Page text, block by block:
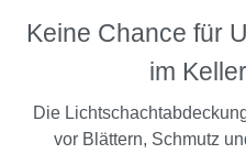
Keine Chance für
im
Die
vor Blättern, Schmutz